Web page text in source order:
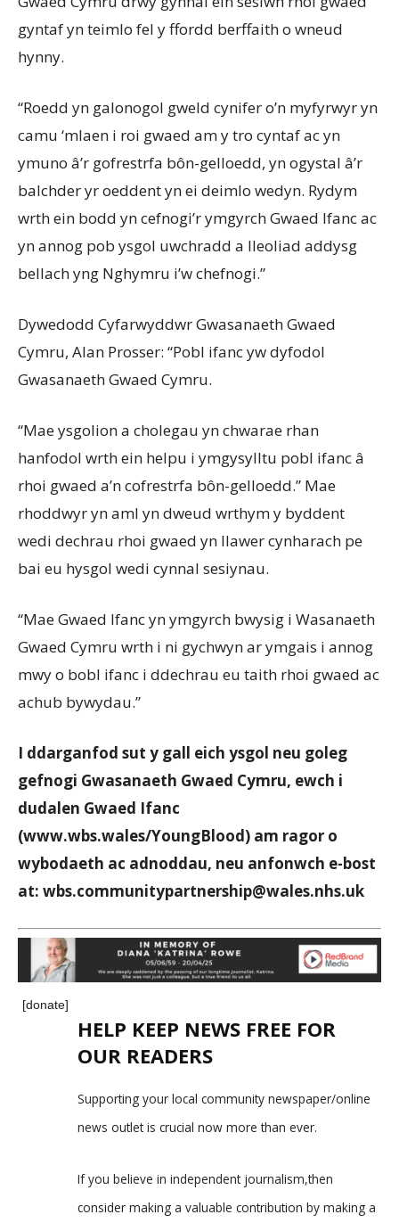
gyntaf yn teimlo fel y ffordd berffaith o wneud
hynny.
“Roedd yn galonogol gweld cynifer o’n myfyrwyr yn
camu ‘mlaen i roi gwaed am y tro cyntaf ac yn
ymuno â’r gofrestrfa bôn-gelloedd, yn ogystal â’r
balchder yr oeddent yn ei deimlo wedyn. Rydym
wrth ein bodd yn cefnogi’r ymgyrch Gwaed Ifanc ac
yn annog pob ysgol uwchradd a lleoliad addysg
bellach yng Nghymru i’w chefnogi.”
Dywedodd Cyfarwyddwr Gwasanaeth Gwaed
Cymru, Alan Prosser: “Pobl ifanc yw dyfodol
Gwasanaeth Gwaed Cymru.
“Mae ysgolion a cholegau yn chwarae rhan
hanfodol wrth ein helpu i ymgysylltu pobl ifanc â
rhoi gwaed a’n cofrestrfa bôn-gelloedd.” Mae
rhoddwyr yn aml yn dweud wrthym y byddent
wedi dechrau rhoi gwaed yn llawer cynharach pe
bai eu hysgol wedi cynnal sesiynau.
“Mae Gwaed Ifanc yn ymgyrch bwysig i Wasanaeth
Gwaed Cymru wrth i ni gychwyn ar ymgais i annog
mwy o bobl ifanc i ddechrau eu taith rhoi gwaed ac
achub bywydau.”
I ddarganfod sut y gall eich ysgol neu goleg
gefnogi Gwasanaeth Gwaed Cymru, ewch i
dudalen Gwaed Ifanc
(www.wbs.wales/YoungBlood) am ragor o
wybodaeth ac adnoddau, neu anfonwch e-bost
at: wbs.communitypartnership@wales.nhs.uk
[donate]
HELP KEEP NEWS FREE FOR
OUR READERS
Supporting your local community newspaper/online
news outlet is crucial now more than ever.
If you believe in independent journalism,then
consider making a valuable contribution by making a